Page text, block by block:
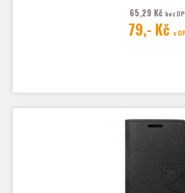
Obrázek je pouze ilustrační a zobrazuje
65,29 Kč bez
79,- Kč s